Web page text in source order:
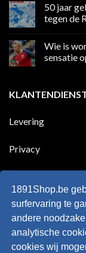
media
in
Premier
op
Ronaldo
eerste
meer
100
land
scoort
50 jaar
tegen de
op
jaar
nog
eens
tegen
Wie is
sensatie
Wie
is
Haaland,
Europese
Levering
Privacy
Retourneren
Algemene
1891Shop.be
surfervaring te
andere
analytische
cookies wij